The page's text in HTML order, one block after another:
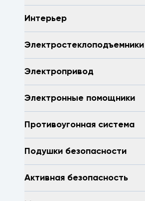
Интерьер
Электростеклоподъемники
Электропривод
Электронные помощники
Противоугонная система
Подушки безопасности
Активная безопасность